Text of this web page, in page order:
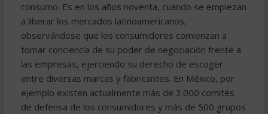
consumo. Es en los años noventa, cuando se empiezan
a liberar los mercados latinoamericanos,
observándose que los consumidores comienzan a
tomar conciencia de su poder de negociación frente a
las empresas, ejerciendo su derecho de escoger
entre diversas marcas y fabricantes. En México, por
ejemplo existen actualmente más de 3.000 comités
de defensa de los consumidores y más de 500 grupos